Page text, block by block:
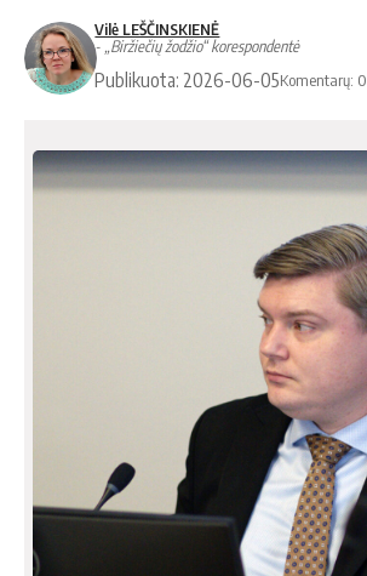
Vilė LEŠČINSKIENĖ
- „Biržiečių žodžio“ korespondentė
Publikuota: 2026-06-05Komentarų: 0